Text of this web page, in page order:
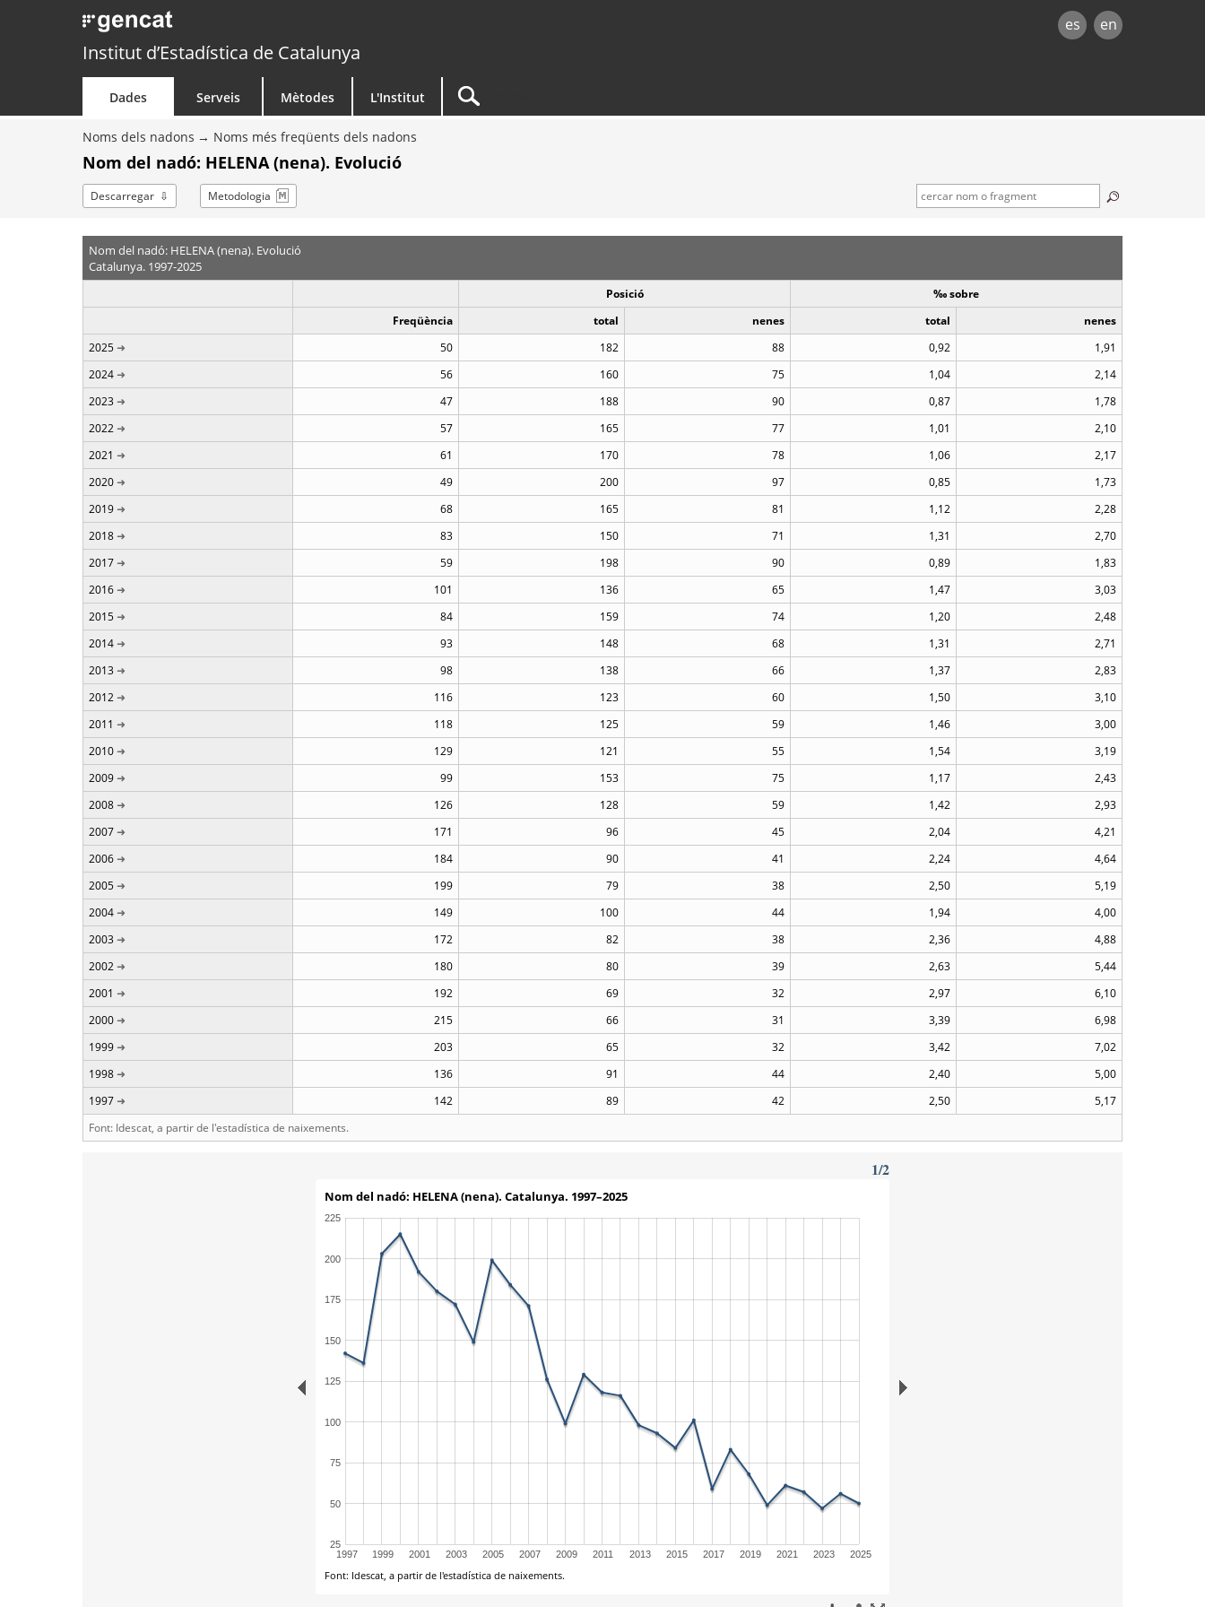
es en
Institut d’Estadística de Catalunya
Dades Serveis Mètodes L'Institut
Noms dels nadons Noms més freqüents dels nadons
Nom del nadó: HELENA (nena). Evolució
Descarregar Metodologia
Nom del nadó: HELENA (nena). Evolució
Catalunya. 1997-2025
Posició
‰ sobre
Freqüència
total nenes total
nenes
2025
50 182 88 0,92
1,91
2024
56 160 75 1,04
2,14
2023
47 188 90 0,87
1,78
2022
57 165 77 1,01
2,10
2021
61 170 78 1,06
2,17
2020
49 200 97 0,85
1,73
2019
68 165 81 1,12
2,28
2018
83 150 71 1,31
2,70
2017
59 198 90 0,89
1,83
2016
101 136 65 1,47
3,03
2015
84 159 74 1,20
2,48
2014
93 148 68 1,31
2,71
2013
98 138 66 1,37
2,83
2012
116 123 60 1,50
3,10
2011
118 125 59 1,46
3,00
2010
129 121 55 1,54
3,19
2009
99 153 75 1,17
2,43
2008
126 128 59 1,42
2,93
2007
171 96 45 2,04
4,21
2006
184 90 41 2,24
4,64
2005
199 79 38 2,50
5,19
2004
149 100 44 1,94
4,00
2003
172 82 38 2,36
4,88
2002
180 80 39 2,63
5,44
2001
192 69 32 2,97
6,10
2000
215 66 31 3,39
6,98
1999
203 65 32 3,42
7,02
1998
136 91 44 2,40
5,00
1997
142 89 42 2,50
5,17
Font: Idescat, a partir de l'estadística de naixements.